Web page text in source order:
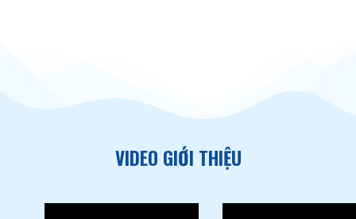
VIDEO GIỚI THIỆU